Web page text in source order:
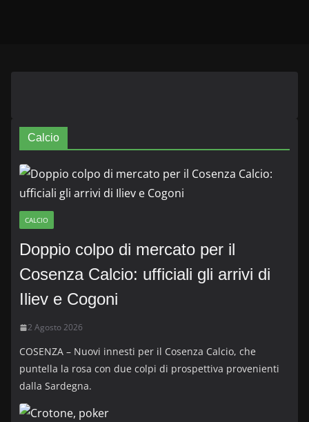
Calcio
CALCIO
Doppio colpo di mercato per il
Cosenza Calcio: ufficiali gli arrivi di
Iliev e Cogoni
2 Agosto 2026
COSENZA – Nuovi innesti per il Cosenza Calcio, che
puntella la rosa con due colpi di prospettiva provenienti
dalla Sardegna.